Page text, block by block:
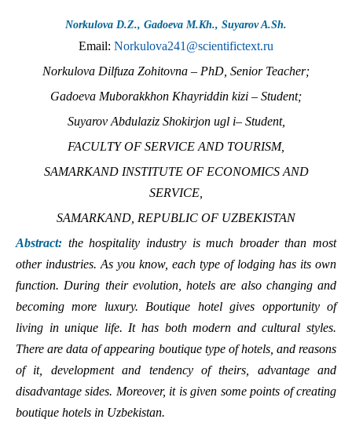
Norkulova D.Z., Gadoeva M.Kh., Suyarov A.Sh.
Email: Norkulova241@scientifictext.ru
Norkulova Dilfuza Zohitovna – PhD, Senior Teacher;
Gadoeva Muborakkhon Khayriddin kizi – Student;
Suyarov Abdulaziz Shokirjon ugl i– Student,
FACULTY OF SERVICE AND TOURISM,
SAMARKAND INSTITUTE OF ECONOMICS AND
SERVICE,
SAMARKAND, REPUBLIC OF UZBEKISTAN
Abstract: the hospitality industry is much broader than most
other industries. As you know, each type of lodging has its own
function. During their evolution, hotels are also changing and
becoming more luxury. Boutique hotel gives opportunity of
living in unique life. It has both modern and cultural styles.
There are data of appearing boutique type of hotels, and reasons
of it, development and tendency of theirs, advantage and
disadvantage sides. Moreover, it is given some points of creating
boutique hotels in Uzbekistan.